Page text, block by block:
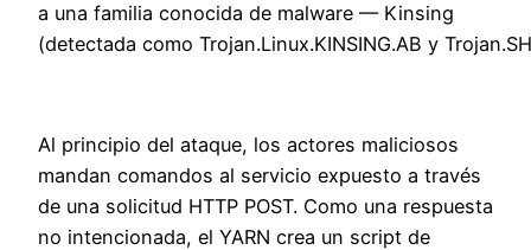
a una familia conocida de malware — Kinsing
(detectada como Trojan.Linux.KINSING.AB y
Al principio del ataque, los actores maliciosos
mandan comandos al servicio expuesto a través
de una solicitud HTTP POST. Como una respuesta
no intencionada, el YARN crea un script de